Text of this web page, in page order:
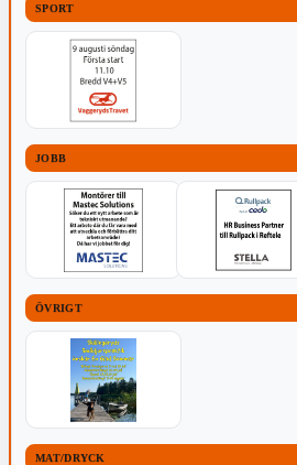
SPORT
JOBB
ÖVRIGT
MAT/DRYCK